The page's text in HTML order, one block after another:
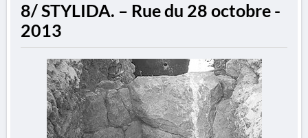
8/ STYLIDA. – Rue du 28 octobre -
2013